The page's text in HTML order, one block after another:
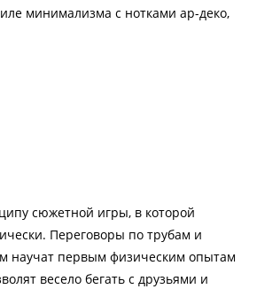
минимализма с нотками ар-деко,
сюжетной игры, в которой
Переговоры по трубам и
научат первым физическим опытам
весело бегать с друзьями и